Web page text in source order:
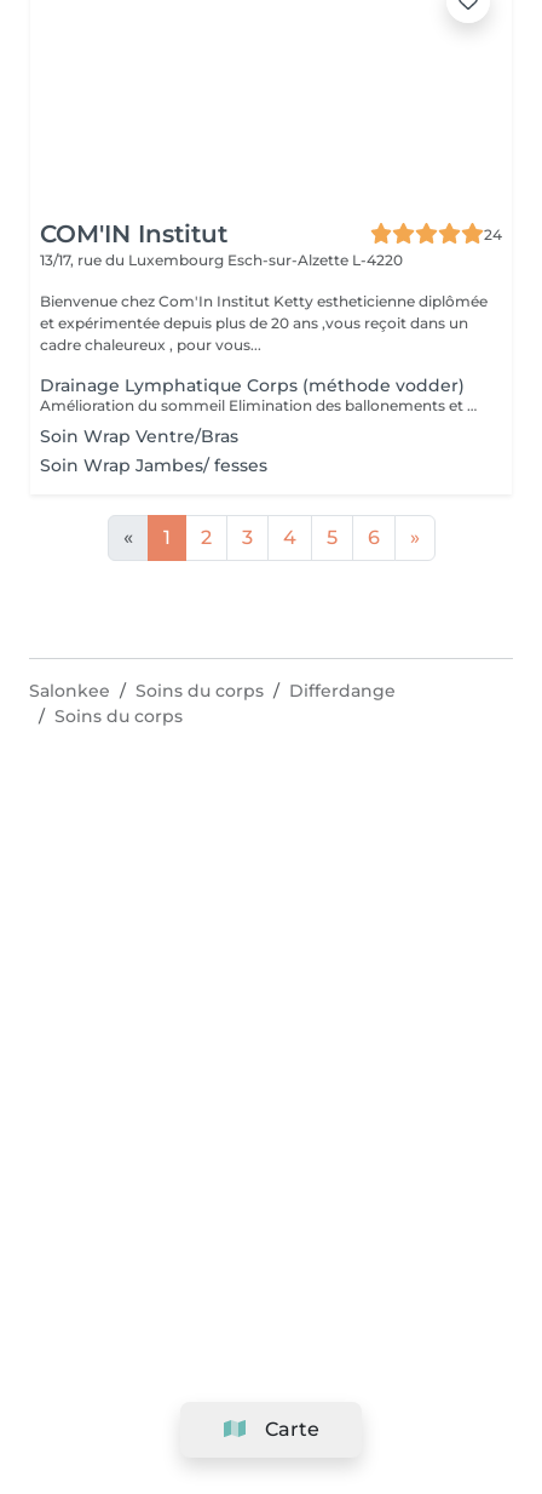
COM'IN Institut
24
13/17, rue du Luxembourg Esch-sur-Alzette L-4220
Bienvenue chez Com'In Institut Ketty estheticienne diplômée
et expérimentée depuis plus de 20 ans ,vous reçoit dans un
cadre chaleureux , pour vous...
Drainage Lymphatique Corps (méthode vodder)
Amélioration du sommeil Elimination des ballonements et des toxines Stimulation du système immunitaire Manoeuvres douces
Soin Wrap Ventre/Bras
Soin Wrap Jambes/ fesses
« 1 2 3 4 5 6 »
Carte
Salonkee Soins du corps
Differdange
Soins du corps